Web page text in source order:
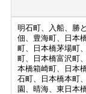
明石町、入船、勝
佃、豊海町、日本
町、日本橋茅場町
町、日本橋富沢町
本橋箱崎町、日本
石町、日本橋本町
園、晴海、東日本